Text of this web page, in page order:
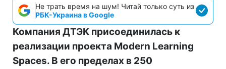
Не трать время на шум! Читай только суть из
РБК-Украина в Google
Компания ДТЭК присоединилась к
реализации проекта Modern Learning
Spaces. В его пределах в 250